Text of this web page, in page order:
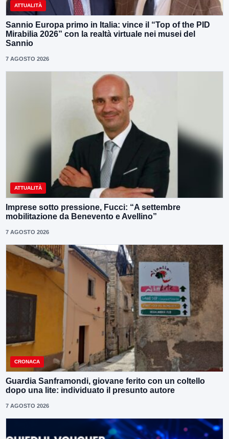
ATTUALITÀ
Sannio Europa primo in Italia: vince il “Top of the PID
Mirabilia 2026” con la realtà virtuale nei musei del
Sannio
7 AGOSTO 2026
ATTUALITÀ
Imprese sotto pressione, Fucci: “A settembre
mobilitazione da Benevento e Avellino”
7 AGOSTO 2026
CRONACA
Guardia Sanframondi, giovane ferito con un coltello
dopo una lite: individuato il presunto autore
7 AGOSTO 2026